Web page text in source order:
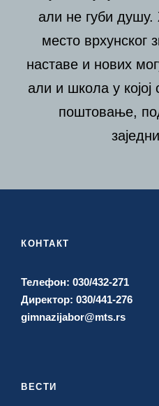
али не губи
место врхунског
наставе и нових
али и школа у којој
поштовање,
КОНТАКТ
Телефон: 030/432-271
Директор: 030/441-276
gimnazijabor@mts.rs
ВЕСТИ